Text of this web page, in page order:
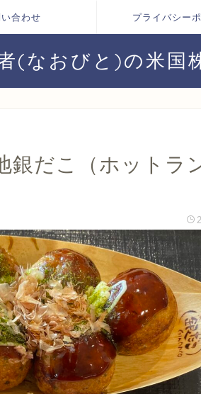
合わせ プライバシー
(なおびと)の米国
だこ（ホットラ